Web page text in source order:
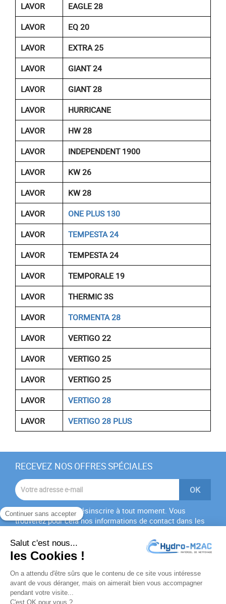
LAVOR
EAGLE 28
LAVOR
EQ 20
LAVOR
EXTRA 25
LAVOR
GIANT 24
LAVOR
GIANT 28
LAVOR
HURRICANE
LAVOR
HW 28
LAVOR
INDEPENDENT 1900
LAVOR
KW 26
LAVOR
KW 28
LAVOR
ONE PLUS 130
LAVOR
TEMPESTA 24
LAVOR
TEMPESTA 24
LAVOR
TEMPORALE 19
LAVOR
THERMIC 3S
LAVOR
TORMENTA 28
LAVOR
VERTIGO 22
LAVOR
VERTIGO 25
LAVOR
VERTIGO 25
LAVOR
VERTIGO 28
LAVOR
VERTIGO 28 PLUS
RECEVEZ NOS OFFRES SPÉCIALES
Vous pouvez vous désinscrire à tout moment. Vous
trouverez pour cela nos informations de contact dans les
J'accepte lesconditions générales
politique de
confidentialité
PRODUITS